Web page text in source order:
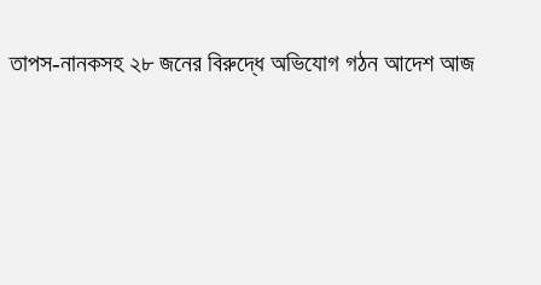
তাপস-নানকসহ ২৮ জনের বিরুদ্ধে অভিযোগ গঠন আদেশ আজ